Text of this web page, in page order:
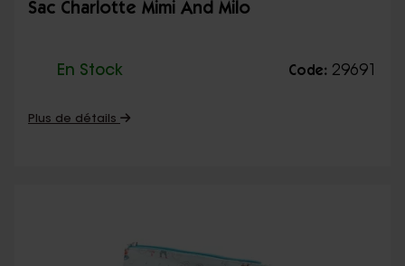
Sac Charlotte Mimi And Milo
En Stock Code: 29691
Plus de détails